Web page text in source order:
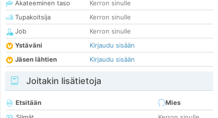
Akateeminen taso
Kerron sinulle
Tupakoitsija
Kerron sinulle
Job
Kerron sinulle
Ystäväni
Kirjaudu sisään
Jäsen lähtien
Kirjaudu sisään
Joitakin lisätietoja
Etsitään
Mies